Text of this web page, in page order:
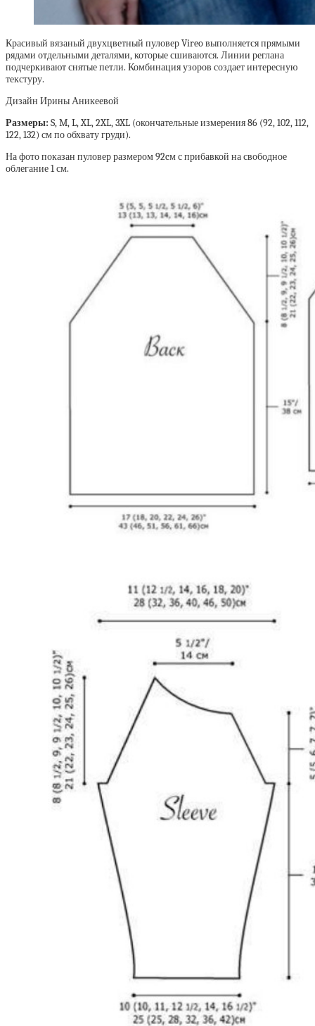
Красивый вязаный двухцветный пуловер Vireo выполняется прямыми
рядами отдельными деталями, которые сшиваются. Линии реглана
подчеркивают снятые петли. Комбинация узоров создает интересную
текстуру.
Дизайн Ирины Аникеевой
Размеры: S, M, L, XL, 2XL, 3XL (окончательные измерения 86 (92, 102, 112,
122, 132) см по обхвату груди).
На фото показан пуловер размером 92cм с прибавкой на свободное
облегание 1 см.